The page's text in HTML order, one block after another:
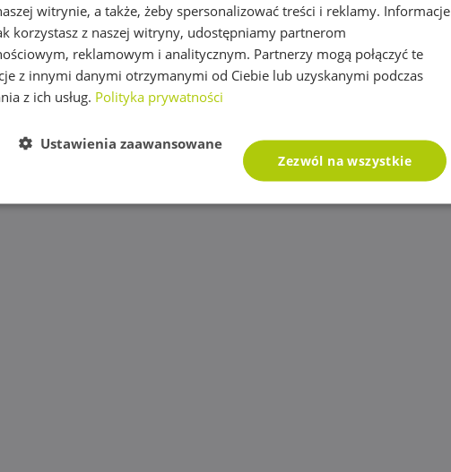
witrynie, a także, żeby spersonalizować treści i reklamy. Informacje
korzystasz z naszej witryny, udostępniamy partnerom
reklamowym i analitycznym. Partnerzy mogą połączyć te
z innymi danymi otrzymanymi od Ciebie lub uzyskanymi podczas
z ich usług. Polityka prywatności
Zezwól na wszystkie
Ustawienia zaawansowane